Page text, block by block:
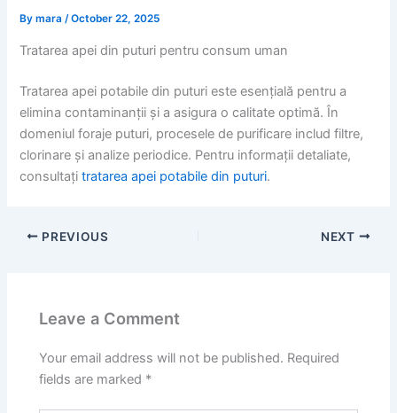
Bymara/October 22, 2025
Tratarea apei din puturi pentru consum uman
Tratarea apei potabile din puturi este esențială pentru a
elimina contaminanții și a asigura o calitate optimă. În
domeniul foraje puturi, procesele de purificare includ filtre,
clorinare și analize periodice. Pentru informații detaliate,
consultațitratarea apei potabile din puturi.
PREVIOUS NEXT
Leave a Comment
Your email address will not be published. Required
fields are marked *